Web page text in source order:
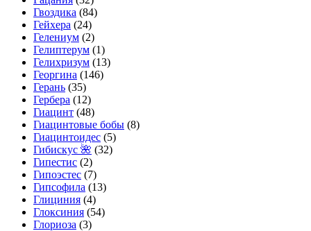
Гвоздика (84)
Гейхера (24)
Гелениум (2)
Гелиптерум (1)
Гелихризум (13)
Георгина (146)
Герань (35)
Гербера (12)
Гиацинт (48)
Гиацинтовые бобы (8)
Гиацинтоидес (5)
Гибискус 🌺 (32)
Гипестис (2)
Гипоэстес (7)
Гипсофила (13)
Глициния (4)
Глоксиния (54)
Глориоза (3)